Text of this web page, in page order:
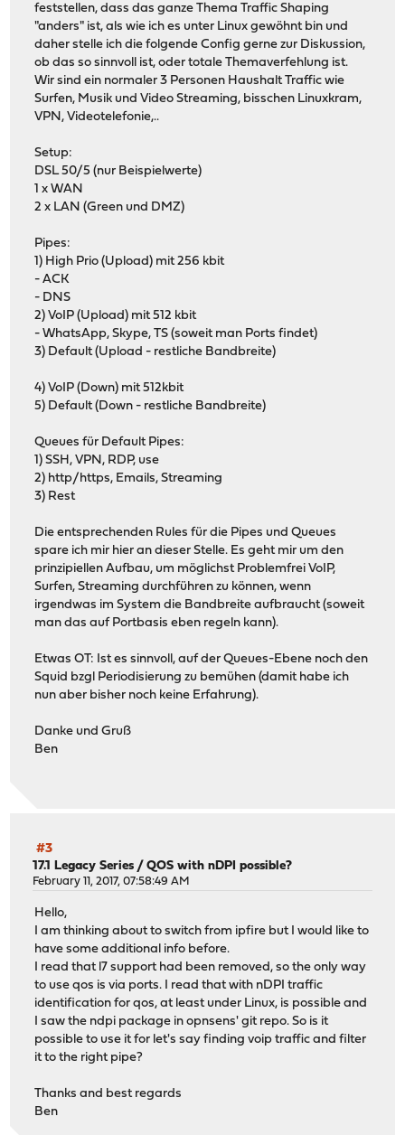
feststellen, dass das ganze Thema Traffic Shaping
"anders" ist, als wie ich es unter Linux gewöhnt bin und
daher stelle ich die folgende Config gerne zur Diskussion,
ob das so sinnvoll ist, oder totale Themaverfehlung ist.
Wir sind ein normaler 3 Personen Haushalt Traffic wie
Surfen, Musik und Video Streaming, bisschen Linuxkram,
VPN, Videotelefonie,..
Setup:
DSL 50/5 (nur Beispielwerte)
1 x WAN
2 x LAN (Green und DMZ)
Pipes:
1) High Prio (Upload) mit 256 kbit
- ACK
- DNS
2) VoIP (Upload) mit 512 kbit
- WhatsApp, Skype, TS (soweit man Ports findet)
3) Default (Upload - restliche Bandbreite)
4) VoIP (Down) mit 512kbit
5) Default (Down - restliche Bandbreite)
Queues für Default Pipes:
1) SSH, VPN, RDP, use
2) http/https, Emails, Streaming
3) Rest
Die entsprechenden Rules für die Pipes und Queues
spare ich mir hier an dieser Stelle. Es geht mir um den
prinzipiellen Aufbau, um möglichst Problemfrei VoIP,
Surfen, Streaming durchführen zu können, wenn
irgendwas im System die Bandbreite aufbraucht (soweit
man das auf Portbasis eben regeln kann).
Etwas OT: Ist es sinnvoll, auf der Queues-Ebene noch den
Squid bzgl Periodisierung zu bemühen (damit habe ich
nun aber bisher noch keine Erfahrung).
Danke und Gruß
Ben
#3
17.1 Legacy Series /QOS with nDPI possible?
February 11, 2017, 07:58:49 AM
Hello,
I am thinking about to switch from ipfire but I would like to
have some additional info before.
I read that l7 support had been removed, so the only way
to use qos is via ports. I read that with nDPI traffic
identification for qos, at least under Linux, is possible and
I saw the ndpi package in opnsens' git repo. So is it
possible to use it for let's say finding voip traffic and filter
it to the right pipe?
Thanks and best regards
Ben